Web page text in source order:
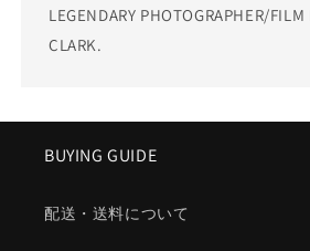
LEGENDARY PHOTOGRAPHER/FILM
CLARK.
BUYING GUIDE
配送・送料について